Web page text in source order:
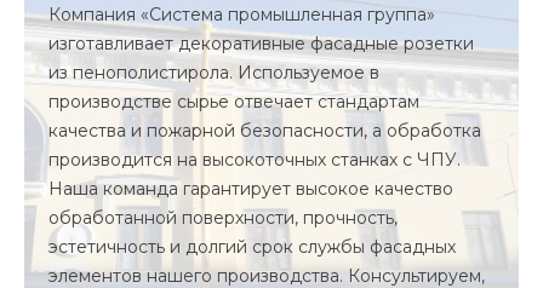
Компания «Система промышленная группа»
изготавливает декоративные фасадные розетки
из пенополистирола. Используемое в
производстве сырье отвечает стандартам
качества и пожарной безопасности, а обработка
производится на высокоточных станках с ЧПУ.
Наша команда гарантирует высокое качество
обработанной поверхности, прочность,
эстетичность и долгий срок службы фасадных
элементов нашего производства. Консультируем,